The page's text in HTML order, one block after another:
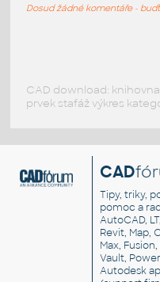
Dosud žádné komentáře -
CAD download:
prvek stafáž výkres
CAD
Tipy, triky,
pomoc a
AutoCAD,
Revit, Map,
Max,
Vault,
Autodesk